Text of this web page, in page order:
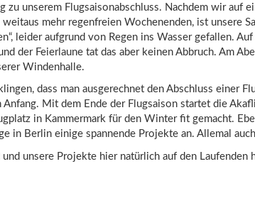
zu unserem Flugsaisonabschluss. Nachdem wir auf
mehr regenfreien Wochenenden, ist unsere
leider aufgrund von Regen ins Wasser gefallen.
der Feierlaune tat das aber keinen Abbruch. Am
Windenhalle.
dass man ausgerechnet den Abschluss einer
Mit dem Ende der Flugsaison startet die
in Kammermark für den Winter fit gemacht.
in Berlin einige spannende Projekte an. Allemal
unsere Projekte hier natürlich auf den Laufenden